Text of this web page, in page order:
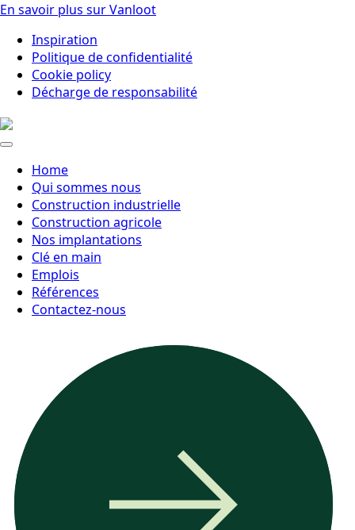
En savoir plus sur Vanloot
Inspiration
Politique de confidentialité
Cookie policy
Décharge de responsabilité
Home
Qui sommes nous
Construction industrielle
Construction agricole
Nos implantations
Clé en main
Emplois
Références
Contactez-nous